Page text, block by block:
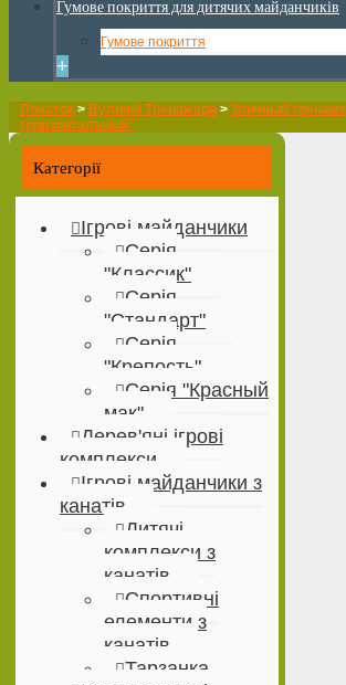
Гумове покриття для дитячих майданчиків
Гумове покриття
+
Початок > Вуличні Тренажери > Уличный
горизонтальный"
Категорії
Ігрові майданчики
Серія
"Классик"
Серія
"Стандарт"
Серія
"Крепость"
Серія "Красный
мак"
Дерев'яні ігрові
комплекси
Ігрові майданчики з
канатів
Дитячі
комплекси з
канатів
Спортивні
елементи з
канатів
Тарзанка